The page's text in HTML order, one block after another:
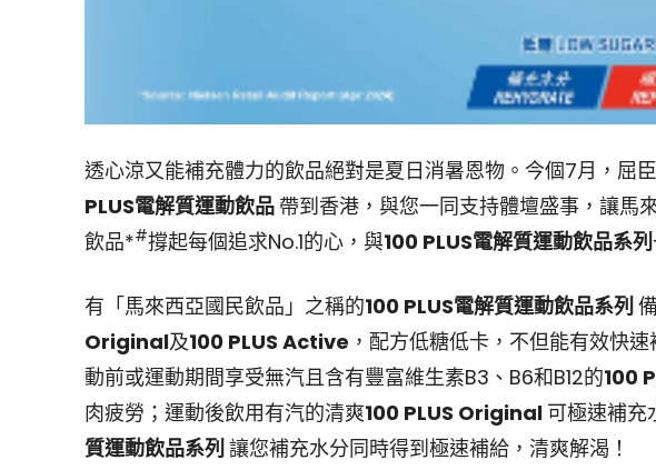
透心涼又能補充體力的飲品絕對是夏日消暑恩物。今個7月，屈
PLUS電解質運動飲品 帶到香港，與您一同支持體壇盛事，讓馬
飲品*#撐起每個追求No.1的心，與100 PLUS電解質運動飲品系列
有「馬來西亞國民飲品」之稱的100 PLUS電解質運動飲品系列
Original及100 PLUS Active ，配方低糖低卡，不但能有效快
動前或運動期間享受無汽且含有豐富維生素B3、B6和B12的100
肉疲勞；運動後飲用有汽的清爽100 PLUS Original 可極速補充
質運動飲品系列讓您補充水分同時得到極速補給，清爽解渴！